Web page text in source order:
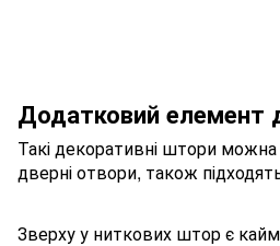
Додатковий елемент
Такі декоративні штори можна
дверні отвори, також
Зверху у ниткових штор є